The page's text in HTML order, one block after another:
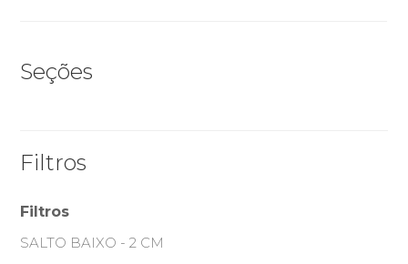
Seções
Filtros
Filtros
SALTO BAIXO - 2 CM